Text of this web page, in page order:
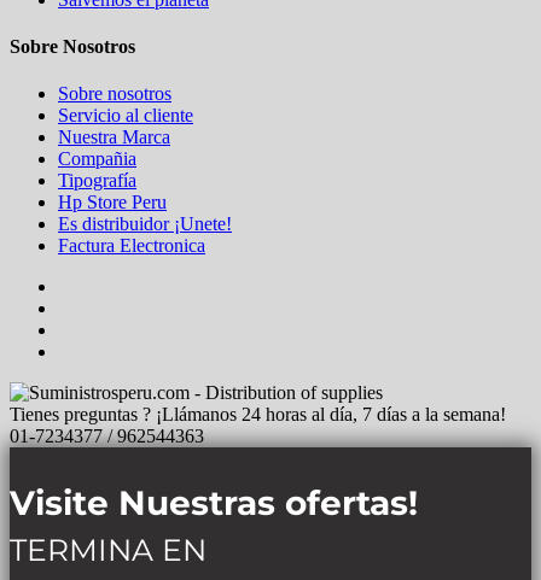
Sobre Nosotros
Sobre nosotros
Servicio al cliente
Nuestra Marca
Compañia
Tipografía
Hp Store Peru
Es distribuidor ¡Unete!
Factura Electronica
Tienes preguntas ? ¡Llámanos 24 horas al día, 7 días a la semana!
01-7234377 / 962544363
Visite Nuestras ofertas!
TERMINA EN